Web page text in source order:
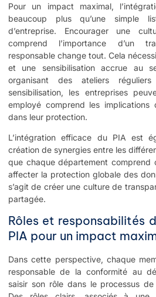
Pour un impact maximal,
beaucoup plus qu’une simple
d’entreprise. Encourager une
comprend l’importance d’un
responsable change tout. Cela
et une sensibilisation accrue au
organisant des ateliers
sensibilisation, les entreprises
employé comprend les
dans leur protection.
L’intégration efficace du PIA est
création de synergies entre les
que chaque département comprend
affecter la protection globale des
s’agit de créer une culture de
partagée.
Rôles et responsabilités
PIA pour un impact
Dans cette perspective, chaque
responsable de la conformité au
saisir son rôle dans le processus